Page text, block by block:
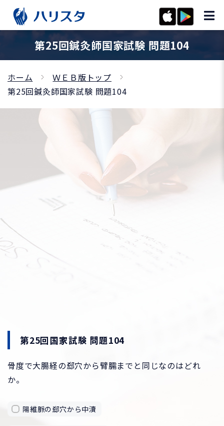
第25回鍼灸師国家試験 問題104
ホーム
ＷＥＢ版トップ
第25回鍼灸師国家試験 問題104
第25回国家試験 問題104
骨度で大腸経の郄穴から臂臑までと同じなのはどれ
か。
陽維脈の郄穴から中瀆